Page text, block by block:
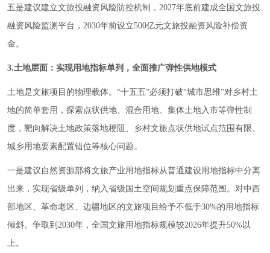
五是建议建立文旅投融资风险防控机制，2027年底前建成全国文旅投
融资风险监测平台，2030年前设立500亿元文旅投融资风险补偿资
金。
3.土地层面：实现用地指标单列，全面推广弹性供地模式
土地是文旅项目的物理载体。“十五五”必须打破“城市思维”对乡村土
地的简单套用，探索点状供地、混合用地、集体土地入市等弹性制
度，靶向解决土地政策落地梗阻、乡村文旅点状供地试点范围有限、
城乡用地要素配置错位等核心问题。
一是建议自然资源部将文旅产业用地指标从普通建设用地指标中分离
出来，实现省级单列，纳入省级国土空间规划重点保障范围。对中西
部地区、革命老区、边疆地区的文旅项目给予不低于30%的用地指标
倾斜。争取到2030年，全国文旅用地指标规模较2026年提升50%以
上。